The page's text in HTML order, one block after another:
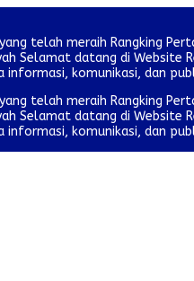
telah meraih Rangking
Selamat datang di
komunikasi, dan
telah meraih Rangking
Selamat datang di
komunikasi, dan